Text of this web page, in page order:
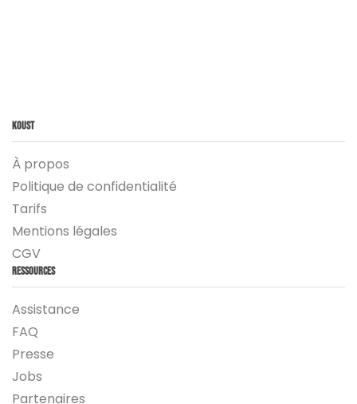
Koust
À propos
Politique de confidentialité
Tarifs
Mentions légales
CGV
Ressources
Assistance
FAQ
Presse
Jobs
Partenaires